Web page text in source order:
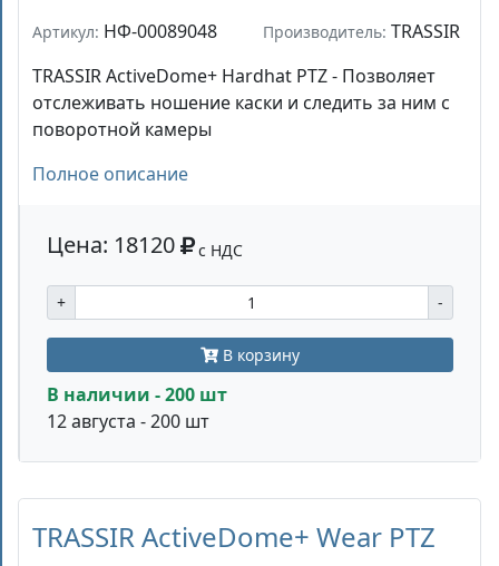
Артикул: НФ-00089048 Производитель: TRASSIR
TRASSIR ActiveDome+ Hardhat PTZ - Позволяет
отслеживать ношение каски и следить за ним с
поворотной камеры
Полное описание
Цена: 18120 с НДС
+ -
В корзину
В наличии - 200 шт
12 августа - 200 шт
TRASSIR ActiveDome+ Wear PTZ